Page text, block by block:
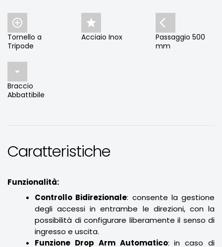

Tornello a
Tripode

Acciaio Inox

Passaggio 500
mm

Braccio
Abbattibile
Caratteristiche
Funzionalità:
Controllo Bidirezionale: consente la gestione
degli accessi in entrambe le direzioni, con la
possibilità di configurare liberamente il senso di
ingresso e uscita.
Funzione Drop Arm Automatico: in caso di